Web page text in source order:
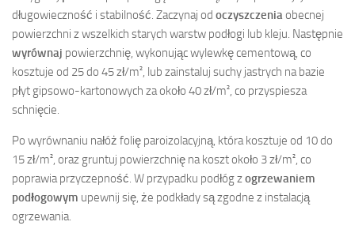
długowieczność i stabilność. Zaczynaj od oczyszczeniaobecnej
powierzchni z wszelkich starych warstw podłogi lub kleju. Następnie
wyrównaj powierzchnię, wykonując wylewkę cementową, co
kosztuje od 25 do 45 zł/m², lub zainstaluj suchy jastrych na bazie
płyt gipsowo-kartonowych za około 40 zł/m², co przyspiesza
schnięcie.
Po wyrównaniu nałóż folię paroizolacyjną, która kosztuje od 10 do
15 zł/m², oraz gruntuj powierzchnię na koszt około 3 zł/m², co
poprawia przyczepność. W przypadku podłóg zogrzewaniem
podłogowym upewnij się, że podkłady są zgodne z instalacją
ogrzewania.